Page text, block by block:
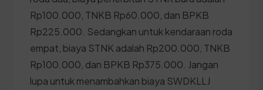
Rp100.000, TNKB Rp60.000, dan BPKB
Rp225.000. Sedangkan untuk kendaraan roda
empat, biaya STNK adalah Rp200.000, TNKB
Rp100.000, dan BPKB Rp375.000. Jangan
lupa untuk menambahkan biaya SWDKLLJ